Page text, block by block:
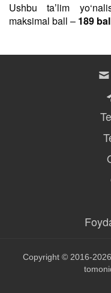
Ushbu taʼlim
maksimal ball – 189
Copyright © 2016-